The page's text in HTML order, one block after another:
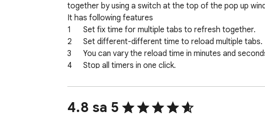
together by using a switch at the top of the pop up
It has following features
1	Set fix time for multiple tabs to refresh together.
2	Set different-different time to reload multiple tabs.
3	You can vary the reload time in minutes and seconds.
4	Stop all timers in one click.
Recent Changes:
Version 2.1.7 (04-October-2023):
4.8 sa 5